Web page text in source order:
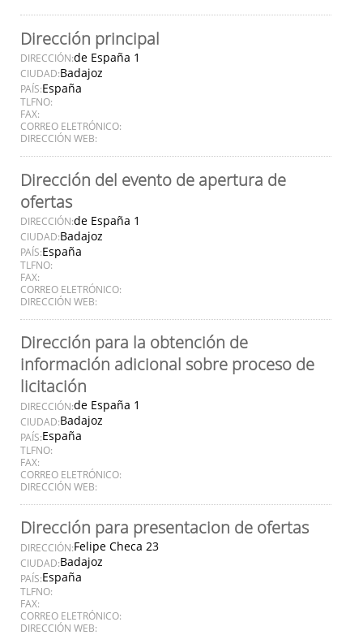
Dirección principal
DIRECCIÓN:de España 1
CIUDAD:Badajoz
PAÍS:España
TLFNO:
FAX:
CORREO ELETRÓNICO:
DIRECCIÓN WEB:
Dirección del evento de apertura de
ofertas
DIRECCIÓN:de España 1
CIUDAD:Badajoz
PAÍS:España
TLFNO:
FAX:
CORREO ELETRÓNICO:
DIRECCIÓN WEB:
Dirección para la obtención de
información adicional sobre proceso de
licitación
DIRECCIÓN:de España 1
CIUDAD:Badajoz
PAÍS:España
TLFNO:
FAX:
CORREO ELETRÓNICO:
DIRECCIÓN WEB:
Dirección para presentacion de ofertas
DIRECCIÓN:Felipe Checa 23
CIUDAD:Badajoz
PAÍS:España
TLFNO:
FAX:
CORREO ELETRÓNICO:
DIRECCIÓN WEB: